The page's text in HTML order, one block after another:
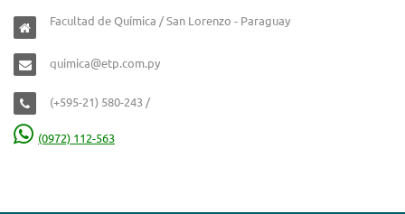
Facultad de Química / San Lorenzo - Paraguay
quimica@etp.com.py
(+595-21) 580-243 /
(0972) 112-563